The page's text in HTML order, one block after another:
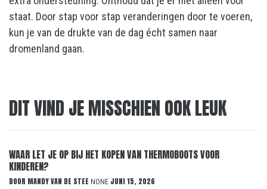
staat. Door stap voor stap veranderingen door te voeren,
kun je van de drukte van de dag écht samen naar
dromenland gaan.
DIT VIND JE MISSCHIEN OOK LEUK
WAAR LET JE OP BIJ HET KOPEN VAN THERMOBOOTS VOOR
KINDEREN?
DOOR MANDY VAN DE STEE NONE JUNI 15, 2026